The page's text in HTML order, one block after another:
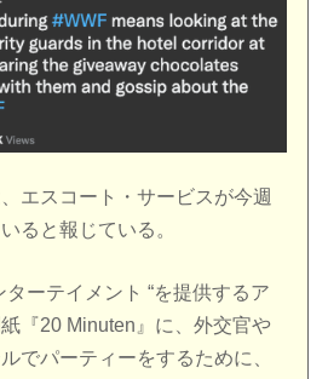
エスコート・サービスが今週
ると報じている。
ターテイメント “を提供するア
『20 Minuten』に、外交官や
でパーティーをするために、